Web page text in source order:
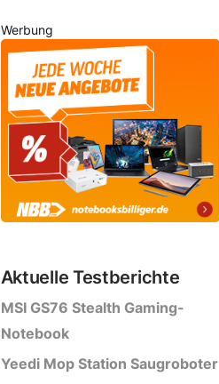
Werbung
Aktuelle Testberichte
MSI GS76 Stealth Gaming-
Notebook
Yeedi Mop Station Saugroboter